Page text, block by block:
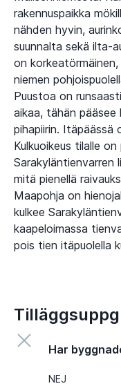
rakennuspaikka
nähden hyvin,
suunnalta sekä ilta-
on
niemen
Puustoa on
aikaa, tähän pääsee
pihapiirin. Itäpäässä
Kulkuoikeus tilalle
Sarakyläntienvarren
mitä pienellä
Maapohja on
kulkee
kaapeloimassa
pois tien itäpuolella
Har
NEJ